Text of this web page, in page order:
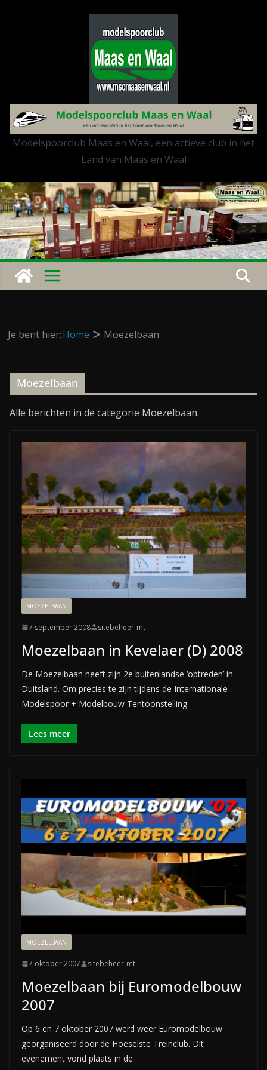
Modelspoorclub Maas en Waal, een actieve club in het
Land van Maas en Waal
Je bent hier:Home Moezelbaan
Moezelbaan
Alle berichten in de categorie Moezelbaan.
MOEZELBAAN
7 september 2008 sitebeheer-mt
Moezelbaan in Kevelaer (D) 2008
De Moezelbaan heeft zijn 2e buitenlandse ‘optreden’ in
Duitsland. Om precies te zijn tijdens de Internationale
Modelspoor + Modelbouw Tentoonstelling
Lees meer
MOEZELBAAN
7 oktober 2007 sitebeheer-mt
Moezelbaan bij Euromodelbouw
2007
Op 6 en 7 oktober 2007 werd weer Euromodelbouw
georganiseerd door de Hoeselste Treinclub. Dit
evenement vond plaats in de